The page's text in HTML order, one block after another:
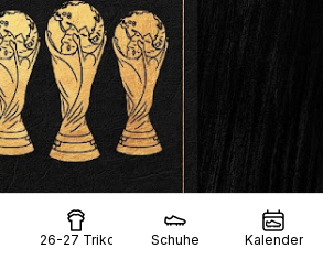
26-27 Trikots Schuhe Kalender